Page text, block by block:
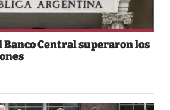
Banco Central superaron los